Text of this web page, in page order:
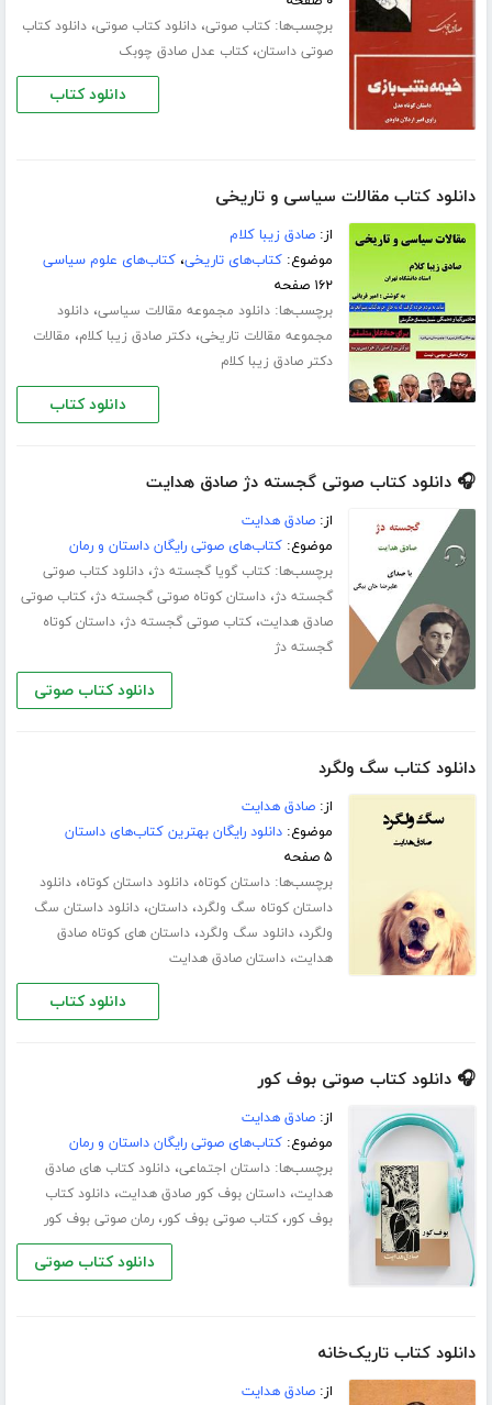
برچسب‌ها:کتاب صوتی،دانلود کتاب صوتی،دانلود کتاب
صوتی داستان،کتاب عدل صادق چوبک
دانلود کتاب
دانلود کتاب مقالات سیاسی و تاریخی
از:صادق زیبا کلام
موضوع:کتاب‌های تاریخی،کتاب‌های علوم سیاسی
۱۶۲ صفحه
برچسب‌ها:دانلود مجموعه مقالات سیاسی،دانلود
مجموعه مقالات تاریخی،دکتر صادق زیبا کلام، مقالات
دکتر صادق زیبا کلام
دانلود کتاب
🎧 دانلود کتاب صوتی گجسته دژ صادق هدایت
از:صادق هدایت
موضوع:کتاب‌های صوتی رایگان داستان و رمان
برچسب‌ها:کتاب گویا گجسته دژ،دانلود کتاب صوتی
گجسته دژ،داستان کوتاه صوتی گجسته دژ،کتاب صوتی
صادق هدایت،کتاب صوتی گجسته دژ،داستان کوتاه
گجسته دژ
دانلود کتاب صوتی
دانلود کتاب سگ ولگرد
از:صادق هدایت
موضوع:دانلود رایگان بهترین کتاب‌های داستان
۵ صفحه
برچسب‌ها:داستان کوتاه،دانلود داستان کوتاه،دانلود
داستان کوتاه سگ ولگرد،داستان،دانلود داستان سگ
ولگرد،دانلود سگ ولگرد،داستان های کوتاه صادق
هدایت،داستان صادق هدایت
دانلود کتاب
🎧 دانلود کتاب صوتی بوف کور
از:صادق هدایت
موضوع:کتاب‌های صوتی رایگان داستان و رمان
برچسب‌ها:داستان اجتماعی،دانلود کتاب های صادق
هدایت،داستان بوف کور صادق هدایت،دانلود کتاب
بوف کور،کتاب صوتی بوف کور،رمان صوتی بوف کور
دانلود کتاب صوتی
دانلود کتاب تاریک‌خانه
از:صادق هدایت